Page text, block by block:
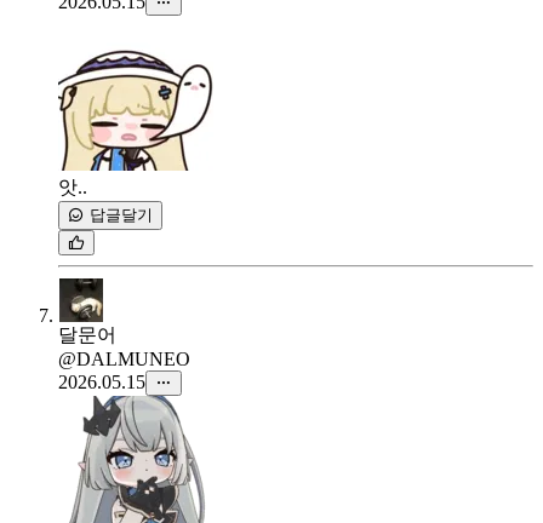
앗..
답글달기
달문어
@DALMUNEO
2026.05.15